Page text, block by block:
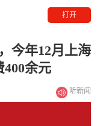
打开
今年12月上海
余元
听新闻